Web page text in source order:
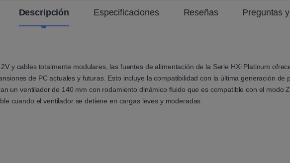
Descripción Especificaciones Reseñas Preguntas
y cables totalmente modulares, las fuentes de alimentación de la Serie HXi Platinum
de PC actuales y futuras. Esto incluye la compatibilidad con la última generación
un ventilador de 140 mm con rodamiento dinámico fluido que es compatible con el modo
cuando el ventilador se detiene en cargas leves y moderadas